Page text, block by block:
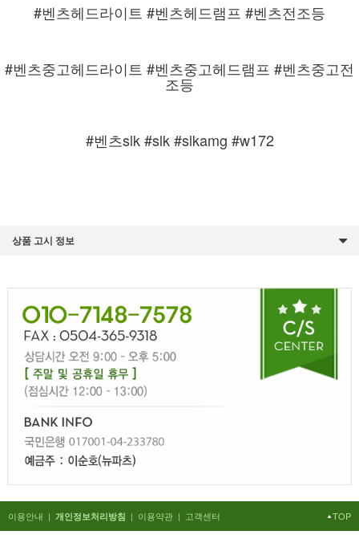
#벤츠헤드라이트 #벤츠헤드램프 #벤츠전조등
#벤츠중고헤드라이트 #벤츠중고헤드램프 #벤츠중고전
조등
#벤츠slk #slk #slkamg #w172
상품 고시 정보
이용안내 | 개인정보처리방침 | 이용약관 | 고객센터 TOP